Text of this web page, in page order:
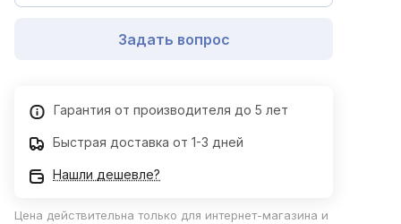
Задать вопрос
Гарантия от производителя до 5 лет
Быстрая доставка от 1-3 дней
Нашли дешевле?
Цена действительна только для интернет-магазина и